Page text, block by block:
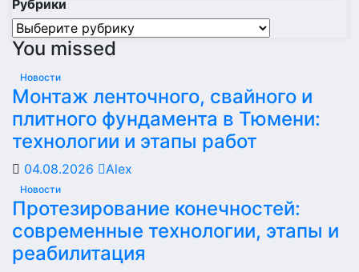
Рубрики
Рубрики
You missed
Новости
Монтаж ленточного, свайного и
плитного фундамента в Тюмени:
технологии и этапы работ
04.08.2026 Alex
Новости
Протезирование конечностей:
современные технологии, этапы и
реабилитация